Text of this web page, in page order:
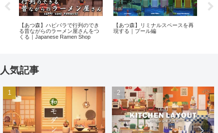
【あつ森】ハピパラで行列のでき
る昔ながらのラーメン屋さんをつ
くる｜Japanese Ramen Shop
【あつ森】リミナルスペースを再
現する｜プール編
人気記事